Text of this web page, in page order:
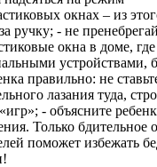
окнах – из
ручку; - не
окна в доме, где
правильно: не
лазания туда,
- объясните
Только бдительное
поможет избежать